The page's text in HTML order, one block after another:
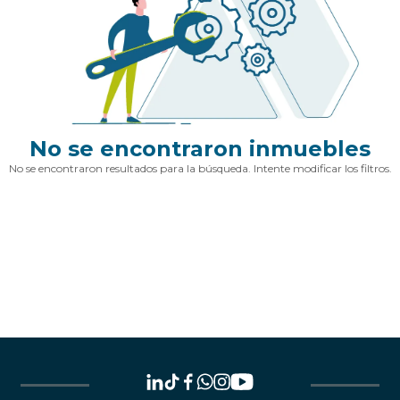
No se encontraron inmuebles
No se encontraron resultados para la búsqueda. Intente modificar los filtros.